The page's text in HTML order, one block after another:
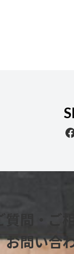
ご質問・ご相
お問い合